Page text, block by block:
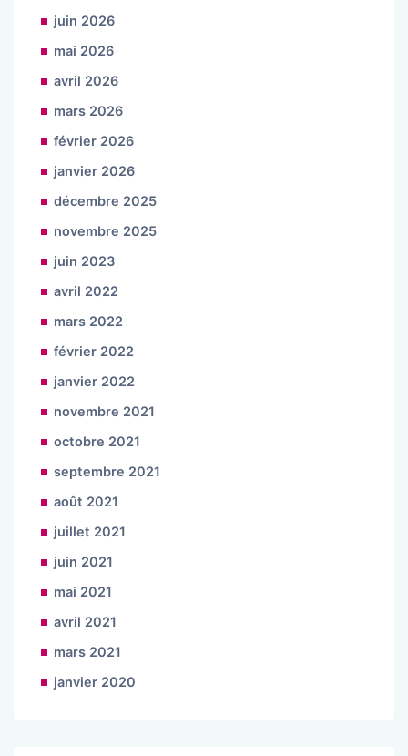
juin 2026
mai 2026
avril 2026
mars 2026
février 2026
janvier 2026
décembre 2025
novembre 2025
juin 2023
avril 2022
mars 2022
février 2022
janvier 2022
novembre 2021
octobre 2021
septembre 2021
août 2021
juillet 2021
juin 2021
mai 2021
avril 2021
mars 2021
janvier 2020